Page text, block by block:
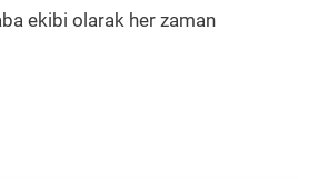
ekibi olarak her zaman